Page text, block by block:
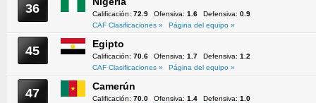
36 Calificación: 72.9 Ofensiva: 1.6 Defensiva: 0.9
CAF Clasificaciones »
Página del equipo »
45 Egipto
Calificación: 70.6 Ofensiva: 1.7 Defensiva: 1.2
CAF Clasificaciones »
Página del equipo »
47 Camerún
Calificación: 70.0 Ofensiva: 1.4 Defensiva: 1.0